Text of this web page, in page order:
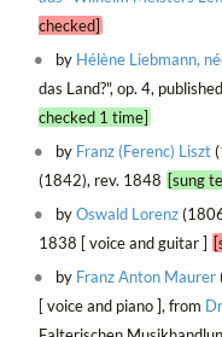
checked]
by Hélène Liebmann,
das Land?", op. 4,
checked 1 time]
by Franz (Ferenc) Liszt
(1842), rev. 1848 [sung
byOswald Lorenz
1838 [ voice and guitar ]
by Franz Anton Maurer
[ voice and piano ], from